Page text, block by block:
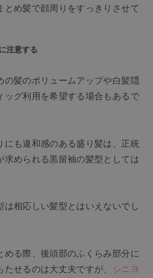
とめ髪で顔周りをすっきりさせて
注意する
の髪のボリュームアップや白髪隠
ッグ利用を希望する場合もあるで
にも違和感のある盛り髪は、正統
求められる黒留袖の髪型としては
は相応しい髪型とはいえないでし
める際、後頭部のふくらみ部分に
せるのは大丈夫ですが、 シニヨ